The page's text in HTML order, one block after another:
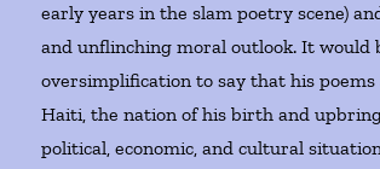
early years in the slam poetry scene)
and unflinching moral outlook. It would
oversimplification to say that his
Haiti, the nation of his birth and
political, economic, and cultural